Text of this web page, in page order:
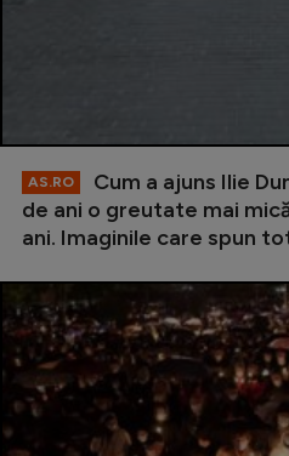
AS.RO
Cum a ajuns Ilie
de ani o greutate mai
ani. Imaginile care spun